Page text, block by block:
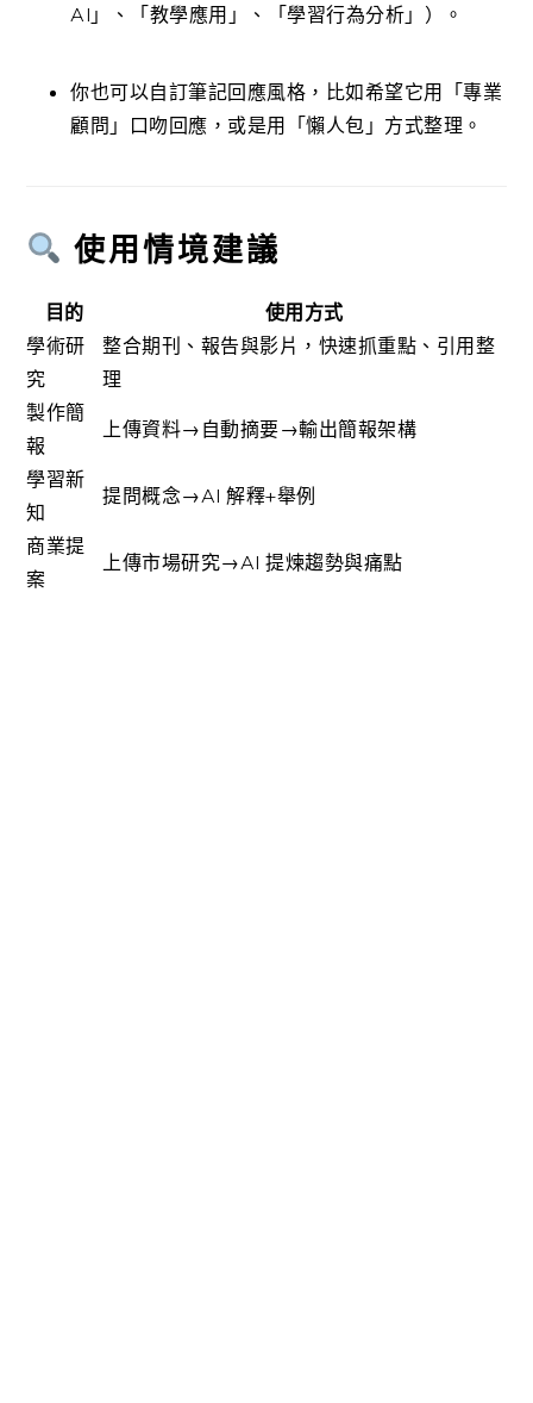
AI」、「教學應用」、「學習行為分析」）。
你也可以自訂筆記回應風格，比如希望它用「專業
顧問」口吻回應，或是用「懶人包」方式整理。
使用情境建議
目的
使用方式
學術研
究
整合期刊、報告與影片，快速抓重點、引用整
理
製作簡
報
上傳資料→自動摘要→輸出簡報架構
學習新
知
提問概念→AI 解釋+舉例
商業提
案
上傳市場研究→AI 提煉趨勢與痛點